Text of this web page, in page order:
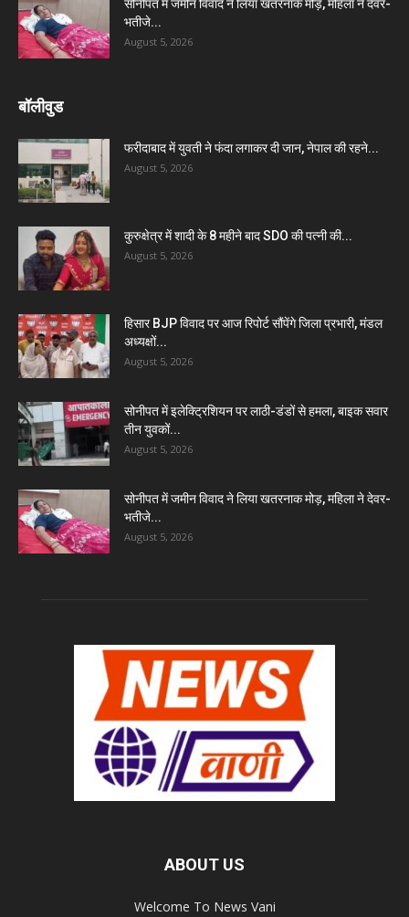
सोनीपत में जमीन विवाद ने लिया खतरनाक मोड़, महिला ने देवर-
भतीजे...
August 5, 2026
बॉलीवुड
फरीदाबाद में युवती ने फंदा लगाकर दी जान, नेपाल की रहने...
August 5, 2026
कुरुक्षेत्र में शादी के 8 महीने बाद SDO की पत्नी की...
August 5, 2026
हिसार BJP विवाद पर आज रिपोर्ट सौंपेंगे जिला प्रभारी, मंडल
अध्यक्षों...
August 5, 2026
सोनीपत में इलेक्ट्रिशियन पर लाठी-डंडों से हमला, बाइक सवार
तीन युवकों...
August 5, 2026
सोनीपत में जमीन विवाद ने लिया खतरनाक मोड़, महिला ने देवर-
भतीजे...
August 5, 2026
ABOUT US
Welcome To News Vani